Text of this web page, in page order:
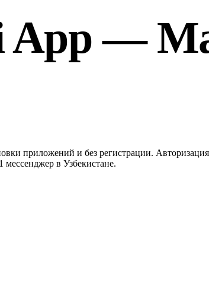
App —
приложений и без регистрации.
в Узбекистане.